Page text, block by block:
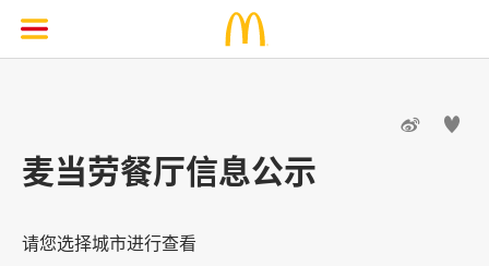
 
麦当劳餐厅信息公示
请您选择城市进行查看